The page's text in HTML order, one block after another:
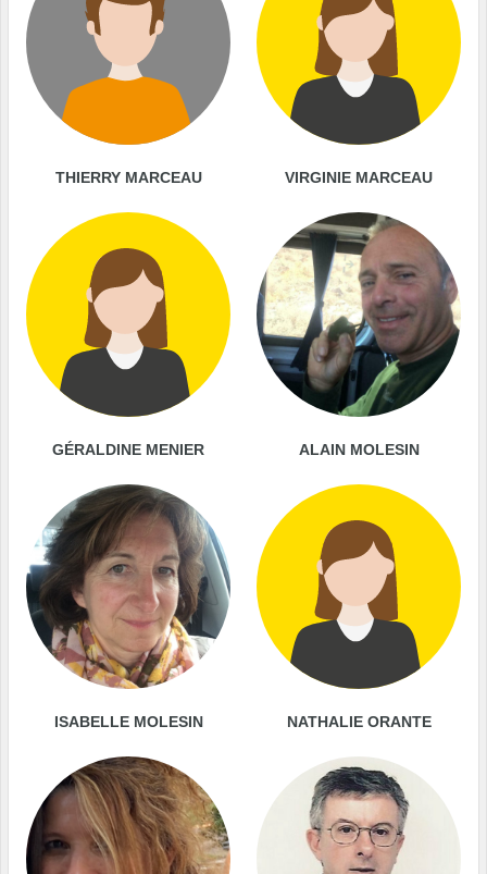
THIERRY MARCEAU VIRGINIE MARCEAU
GÉRALDINE MENIER ALAIN MOLESIN
ISABELLE MOLESIN NATHALIE ORANTE